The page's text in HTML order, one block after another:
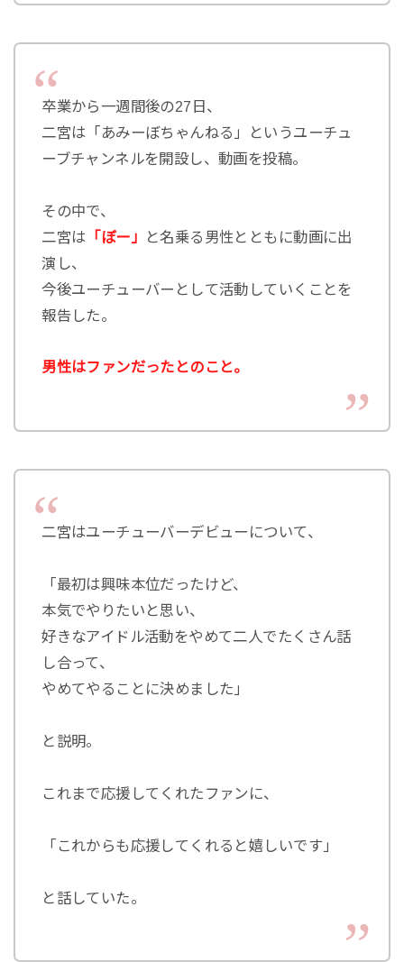
卒業から一週間後の27日、
二宮は「あみーぼちゃんねる」というユーチュ
ーブチャンネルを開設し、動画を投稿。
その中で、
二宮は 「ぼー」
と名乗る男性とともに動画に出
演し、
今後ユーチューバーとして活動していくことを
報告した。
男性はファンだったとのこと。
二宮はユーチューバーデビューについて、
「最初は興味本位だったけど、
本気でやりたいと思い、
好きなアイドル活動をやめて二人でたくさん話
し合って、
やめてやることに決めました」
と説明。
これまで応援してくれたファンに、
「これからも応援してくれると嬉しいです」
と話していた。